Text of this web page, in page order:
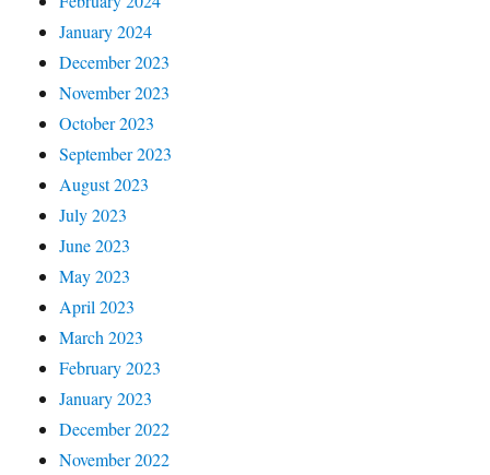
January 2024
December 2023
November 2023
October 2023
September 2023
August 2023
July 2023
June 2023
May 2023
April 2023
March 2023
February 2023
January 2023
December 2022
November 2022